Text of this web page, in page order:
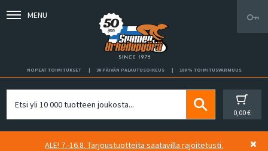
MENU
NOPEAT TOIMITUKSET 30 PÄIVÄN PALAUTUSOIKEUS 100 % TOIMITUSVARMUUS
0,00 €
ALE! 7.-16.8. Tarjoustuotteita saatavilla rajoitetusti.